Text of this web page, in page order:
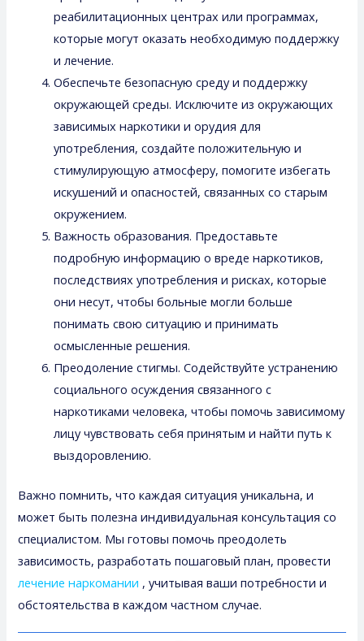
реабилитационных центрах или программах,
которые могут оказать необходимую поддержку
и лечение.
Обеспечьте безопасную среду и поддержку
окружающей среды. Исключите из окружающих
зависимых наркотики и орудия для
употребления, создайте положительную и
стимулирующую атмосферу, помогите избегать
искушений и опасностей, связанных со старым
окружением.
Важность образования. Предоставьте
подробную информацию о вреде наркотиков,
последствиях употребления и рисках, которые
они несут, чтобы больные могли больше
понимать свою ситуацию и принимать
осмысленные решения.
Преодоление стигмы. Содействуйте устранению
социального осуждения связанного с
наркотиками человека, чтобы помочь зависимому
лицу чувствовать себя принятым и найти путь к
выздоровлению.
Важно помнить, что каждая ситуация уникальна, и
может быть полезна индивидуальная консультация со
специалистом. Мы готовы помочь преодолеть
зависимость, разработать пошаговый план, провести
лечение наркомании , учитывая ваши потребности и
обстоятельства в каждом частном случае.